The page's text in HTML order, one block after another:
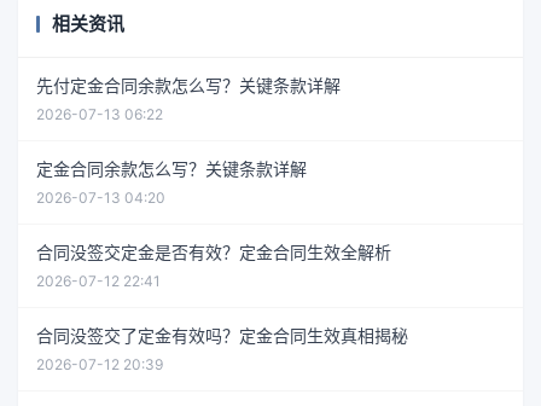
相关资讯
先付定金合同余款怎么写？关键条款详解
2026-07-13 06:22
定金合同余款怎么写？关键条款详解
2026-07-13 04:20
合同没签交定金是否有效？定金合同生效全解析
2026-07-12 22:41
合同没签交了定金有效吗？定金合同生效真相揭秘
2026-07-12 20:39